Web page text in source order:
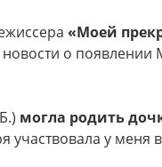
«Моей
о появлении
могла родить
участвовала у меня